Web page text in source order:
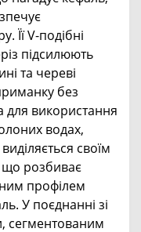
Її V-подібні
підсилюють
та череві
без
для використання
водах,
своїм
що розбиває
профілем
У поєднанні зі
сегментованим